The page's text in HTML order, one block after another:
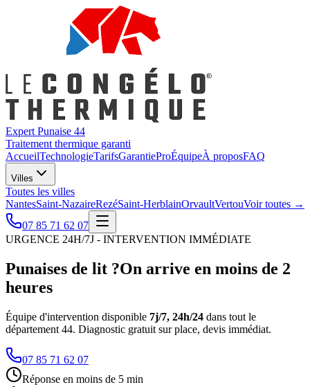
Expert Punaise 44
Traitement thermique garanti
AccueilTechnologieTarifsGarantieProÉquipeÀ proposFAQ
Villes
Toutes les villes
NantesSaint-NazaireRezéSaint-HerblainOrvaultVertouVoir toutes →
07 85 71 62 07
URGENCE 24H/7J - INTERVENTION IMMÉDIATE
Punaises de lit ?On arrive en moins de 2
heures
Équipe d'intervention disponible 7j/7, 24h/24 dans tout le
département 44. Diagnostic gratuit sur place, devis immédiat.
07 85 71 62 07
Réponse en moins de 5 min